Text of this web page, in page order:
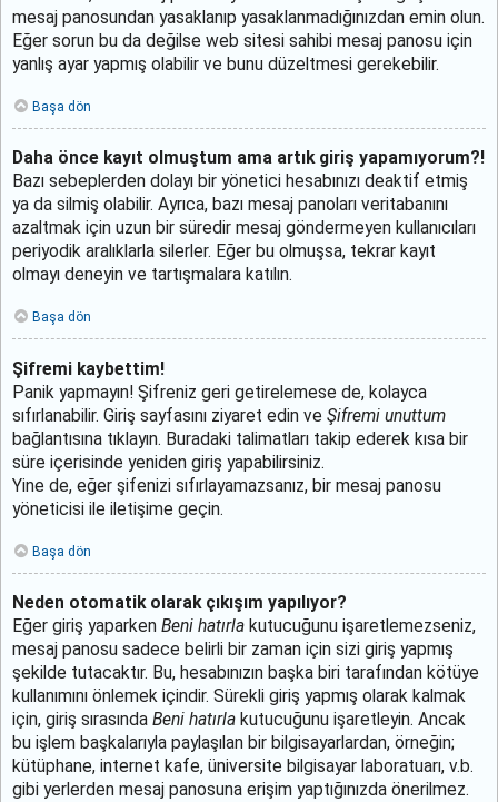
mesaj panosundan yasaklanıp yasaklanmadığınızdan emin olun.
Eğer sorun bu da değilse web sitesi sahibi mesaj panosu için
yanlış ayar yapmış olabilir ve bunu düzeltmesi gerekebilir.
Başa dön
Daha önce kayıt olmuştum ama artık giriş yapamıyorum?!
Bazı sebeplerden dolayı bir yönetici hesabınızı deaktif etmiş
ya da silmiş olabilir. Ayrıca, bazı mesaj panoları veritabanını
azaltmak için uzun bir süredir mesaj göndermeyen kullanıcıları
periyodik aralıklarla silerler. Eğer bu olmuşsa, tekrar kayıt
olmayı deneyin ve tartışmalara katılın.
Başa dön
Şifremi kaybettim!
Panik yapmayın! Şifreniz geri getirelemese de, kolayca
sıfırlanabilir. Giriş sayfasını ziyaret edin ve Şifremi unuttum
bağlantısına tıklayın. Buradaki talimatları takip ederek kısa bir
süre içerisinde yeniden giriş yapabilirsiniz.
Yine de, eğer şifenizi sıfırlayamazsanız, bir mesaj panosu
yöneticisi ile iletişime geçin.
Başa dön
Neden otomatik olarak çıkışım yapılıyor?
Eğer giriş yaparken Beni hatırla kutucuğunu işaretlemezseniz,
mesaj panosu sadece belirli bir zaman için sizi giriş yapmış
şekilde tutacaktır. Bu, hesabınızın başka biri tarafından kötüye
kullanımını önlemek içindir. Sürekli giriş yapmış olarak kalmak
için, giriş sırasında Beni hatırla kutucuğunu işaretleyin. Ancak
bu işlem başkalarıyla paylaşılan bir bilgisayarlardan, örneğin;
kütüphane, internet kafe, üniversite bilgisayar laboratuarı, v.b.
gibi yerlerden mesaj panosuna erişim yaptığınızda önerilmez.